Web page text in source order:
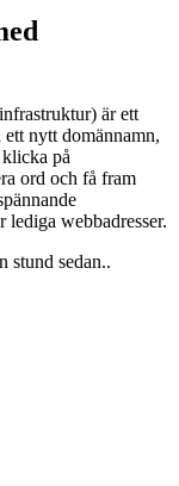
är ett
nytt domännamn,
på
ord och få fram
webbadresser.
stund sedan..